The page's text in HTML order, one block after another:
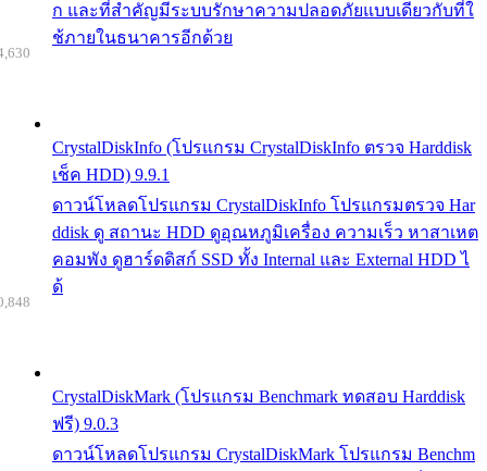
ก และที่สำคัญมีระบบรักษาความปลอดภัยแบบเดียวกับที่ใ
ช้ภายในธนาคารอีกด้วย
CrystalDiskInfo (โปรแกรม CrystalDiskInfo ตรวจ Harddisk
เช็ค HDD) 9.9.1
ดาวน์โหลดโปรแกรม CrystalDiskInfo โปรแกรมตรวจ Har
ddisk ดู สถานะ HDD ดูอุณหภูมิเครื่อง ความเร็ว หาสาเหต
คอมพัง ดูฮาร์ดดิสก์ SSD ทั้ง Internal และ External HDD ไ
ด้
CrystalDiskMark (โปรแกรม Benchmark ทดสอบ Harddisk
ฟรี) 9.0.3
ดาวน์โหลดโปรแกรม CrystalDiskMark โปรแกรม Benchm